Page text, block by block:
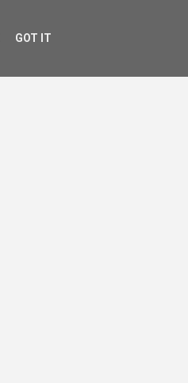
GOT IT